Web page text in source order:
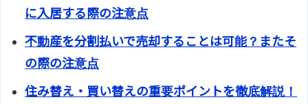
に入居する際の注意点
不動産を分割払いで売却することは可能？またそ
の際の注意点
住み替え・買い替えの重要ポイントを徹底解説！